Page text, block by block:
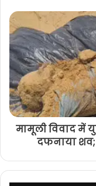
मामूली विवाद में
दफनाया शव;